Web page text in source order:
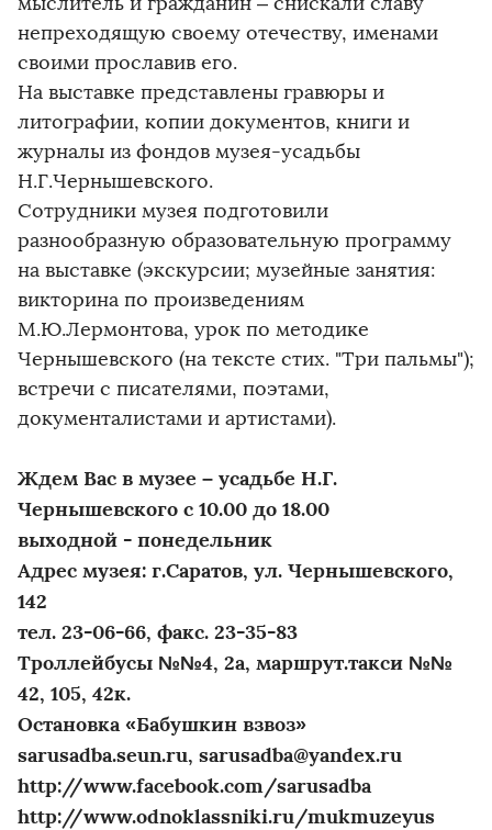
непреходящую своему отечеству, именами
своими прославив его.
На выставке представлены гравюры и
литографии, копии документов, книги и
журналы из фондов музея-усадьбы
Н.Г.Чернышевского.
Сотрудники музея подготовили
разнообразную образовательную программу
на выставке (экскурсии; музейные занятия:
викторина по произведениям
М.Ю.Лермонтова, урок по методике
Чернышевского (на тексте стих. "Три пальмы");
встречи с писателями, поэтами,
документалистами и артистами).
Ждем Вас в музее – усадьбе Н.Г.
Чернышевского с 10.00 до 18.00
выходной - понедельник
Адрес музея: г.Саратов, ул. Чернышевского,
142
тел. 23-06-66, факс. 23-35-83
Троллейбусы №№4, 2а, маршрут.такси №№
42, 105, 42к.
Остановка «Бабушкин взвоз»
sarusadba.seun.ru, sarusadba@yandex.ru
http://www.facebook.com/sarusadba
http://www.odnoklassniki.ru/mukmuzeyus